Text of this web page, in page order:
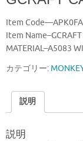
Item
Item
MATERIAL–A5083
カテゴリー:
説明
説明